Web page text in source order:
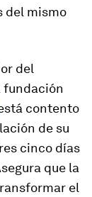
del mismo
del
fundación
contento
de su
cinco días
que la
el